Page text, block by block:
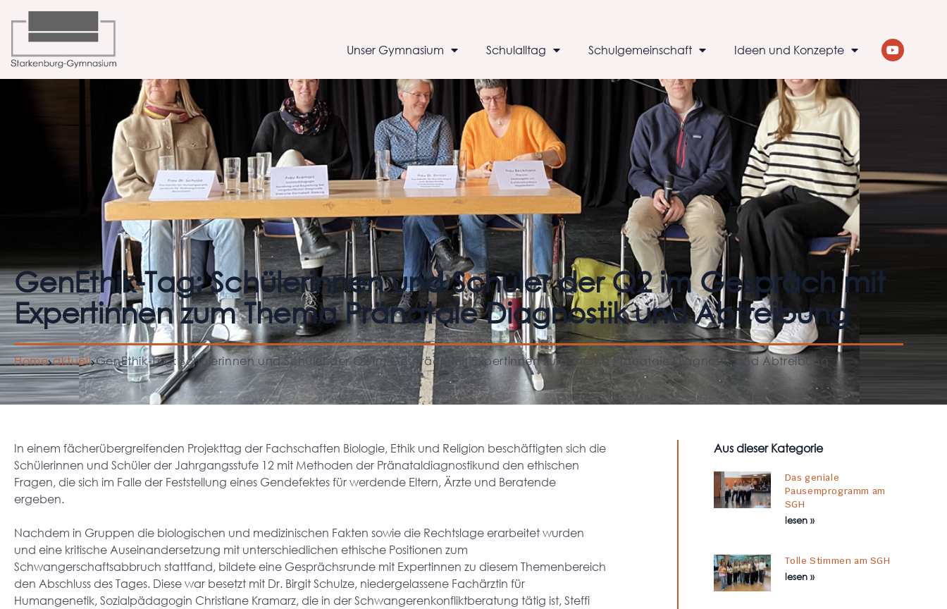
Unser Gymnasium Schulalltag Schulgemeinschaft Ideen und Konzepte
GenEthik-Tag: Schülerinnen und Schüler der Q2 im Gespräch mit
Expertinnen zum Thema Pränatale Diagnostik und Abtreibung
Home aktuell GenEthik-Tag: Schülerinnen und Schüler der Q2 im Gespräch mit Expertinnen zum Thema Pränatale Diagnostik und Abtreibung
In einem fächerübergreifenden Projekttag der Fachschaften Biologie, Ethik und Religion beschäftigten sich die
Schülerinnen und Schüler der Jahrgangsstufe 12 mit Methoden der Pränataldiagnostikund den ethischen
Fragen, die sich im Falle der Feststellung eines Gendefektes für werdende Eltern, Ärzte und Beratende
ergeben.
Nachdem in Gruppen die biologischen und medizinischen Fakten sowie die Rechtslage erarbeitet wurden
und eine kritische Auseinandersetzung mit unterschiedlichen ethische Positionen zum
Schwangerschaftsabbruch stattfand, bildete eine Gesprächsrunde mit Expertinnen zu diesem Themenbereich
den Abschluss des Tages. Diese war besetzt mit Dr. Birgit Schulze, niedergelassene Fachärztin für
Humangenetik, Sozialpädagogin Christiane Kramarz, die in der Schwangerenkonfliktberatung tätig ist, Steffi
Aus dieser Kategorie
Das geniale
Pausemprogramm am
SGH
lesen »
Tolle Stimmen am SGH
lesen »